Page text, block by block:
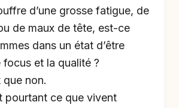
d’une grosse fatigue, de
de maux de tête, est-ce
dans un état d’être
et la qualité ?
que non.
pourtant ce que vivent